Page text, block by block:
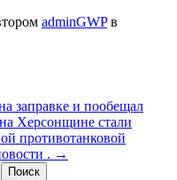
adminGWPв
заправке и пообещал
Херсонщине стали
противотанковой
. →